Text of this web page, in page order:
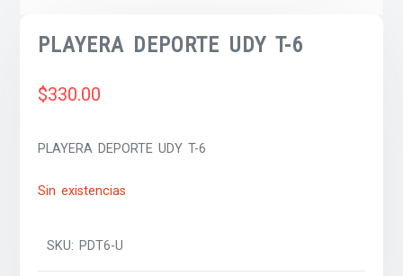
PLAYERA DEPORTE UDY T-6
$330.00
PLAYERA DEPORTE UDY T-6
Sin existencias
SKU:PDT6-U